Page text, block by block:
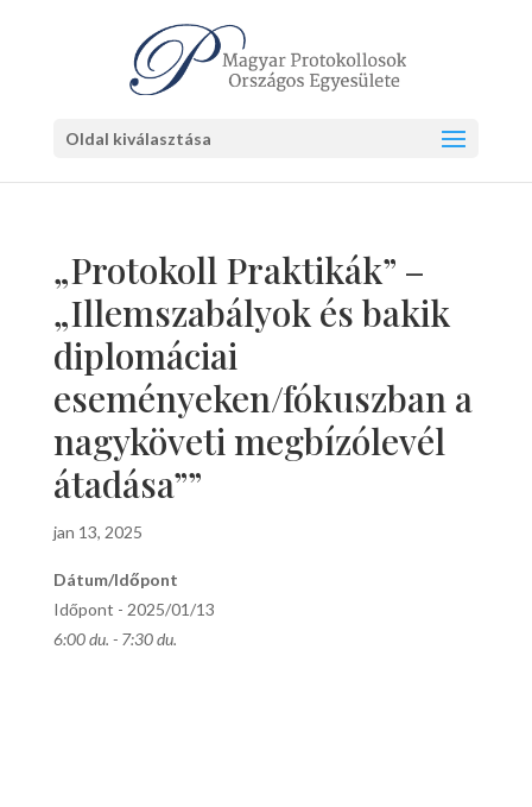
Oldal kiválasztása
„Protokoll Praktikák” –
„Illemszabályok és bakik
diplomáciai
eseményeken/fókuszban a
nagyköveti megbízólevél
átadása””
jan 13, 2025
Dátum/Időpont
Időpont - 2025/01/13
6:00 du. - 7:30 du.